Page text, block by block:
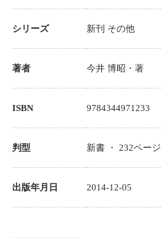
シリーズ 新刊 その他
著者 今井 博昭 ・著
ISBN 9784344971233
判型 新書 ・232ページ
出版年月日 2014-12-05